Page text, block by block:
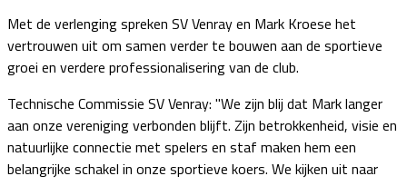
Met de verlenging spreken SV Venray en Mark Kroese het
vertrouwen uit om samen verder te bouwen aan de sportieve
groei en verdere professionalisering van de club.
Technische Commissie SV Venray: "We zijn blij dat Mark langer
aan onze vereniging verbonden blijft. Zijn betrokkenheid, visie en
natuurlijke connectie met spelers en staf maken hem een
belangrijke schakel in onze sportieve koers. We kijken uit naar